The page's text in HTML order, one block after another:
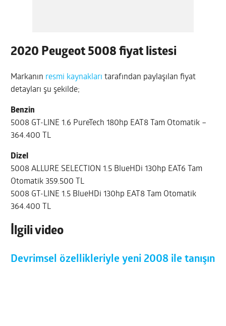
2020 Peugeot 5008 fiyat listesi
Markanın resmi kaynakları tarafından paylaşılan fiyat
detayları şu şekilde;
Benzin
5008 GT-LINE 1.6 PureTech 180hp EAT8 Tam Otomatik –
364.400 TL
Dizel
5008 ALLURE SELECTION 1.5 BlueHDi 130hp EAT6 Tam
Otomatik 359.500 TL
5008 GT-LINE 1.5 BlueHDi 130hp EAT8 Tam Otomatik
364.400 TL
İlgili video
Devrimsel özellikleriyle yeni 2008 ile tanışın